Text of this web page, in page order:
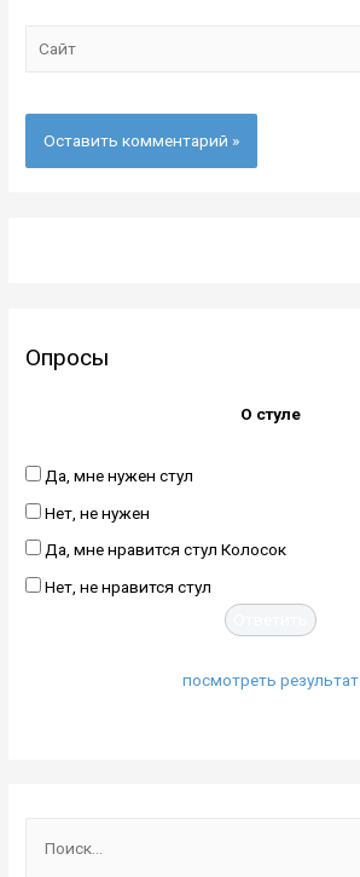
Опросы
О стуле
Да, мне нужен стул
Нет, не нужен
Да, мне нравится стул Колосок
Нет, не нравится стул
посмотреть результат